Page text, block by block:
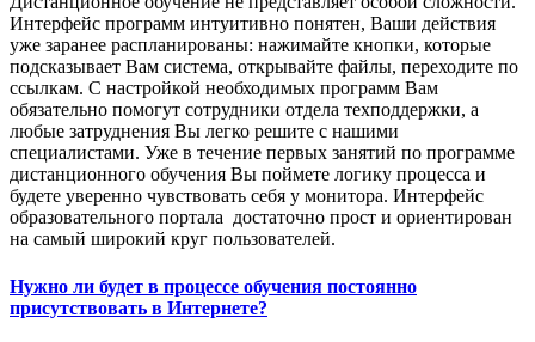
Интерфейс программ интуитивно понятен, Ваши действия
уже заранее распланированы: нажимайте кнопки, которые
подсказывает Вам система, открывайте файлы, переходите по
ссылкам. С настройкой необходимых программ Вам
обязательно помогут сотрудники отдела техподдержки, а
любые затруднения Вы легко решите с нашими
специалистами. Уже в течение первых занятий по программе
дистанционного обучения Вы поймете логику процесса и
будете уверенно чувствовать себя у монитора. Интерфейс
образовательного портала достаточно прост и ориентирован
на самый широкий круг пользователей.
Нужно ли будет в процессе обучения постоянно
присутствовать в Интернете?